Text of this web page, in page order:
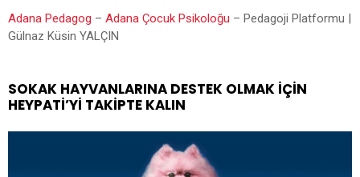
Adana Pedagog – Adana Çocuk Psikoloğu – Pedagoji Platformu |
Gülnaz Küsin YALÇIN
SOKAK HAYVANLARINA DESTEK OLMAK İÇIN
HEYPATİ’YI TAKIPTE KALIN